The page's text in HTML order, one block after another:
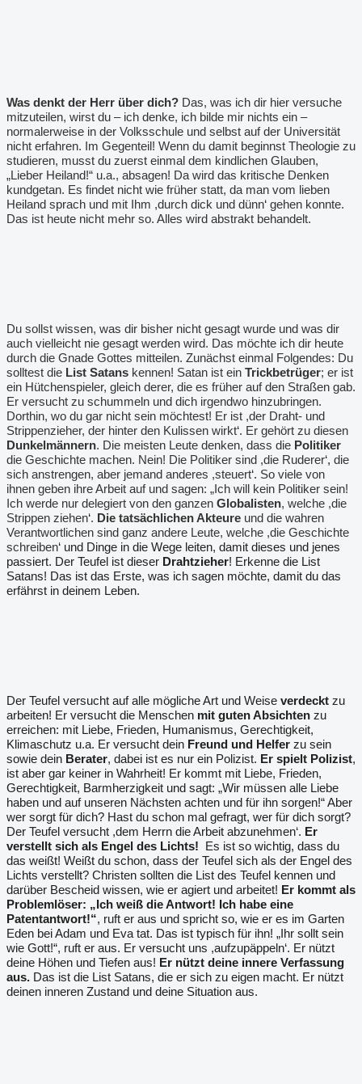
Was denkt der Herr über dich? Das, was ich dir hier versuche
mitzuteilen, wirst du – ich denke, ich bilde mir nichts ein –
normalerweise in der Volksschule und selbst auf der Universität
nicht erfahren. Im Gegenteil! Wenn du damit beginnst Theologie zu
studieren, musst du zuerst einmal dem kindlichen Glauben,
„Lieber Heiland!“ u.a., absagen! Da wird das kritische Denken
kundgetan. Es findet nicht wie früher statt, da man vom lieben
Heiland sprach und mit Ihm ,durch dick und dünn‘ gehen konnte.
Das ist heute nicht mehr so. Alles wird abstrakt behandelt.
Du sollst wissen, was dir bisher nicht gesagt wurde und was dir
auch vielleicht nie gesagt werden wird. Das möchte ich dir heute
durch die Gnade Gottes mitteilen. Zunächst einmal Folgendes: Du
solltest die List Satans kennen! Satan ist ein Trickbetrüger; er ist
ein Hütchenspieler, gleich derer, die es früher auf den Straßen gab.
Er versucht zu schummeln und dich irgendwo hinzubringen.
Dorthin, wo du gar nicht sein möchtest! Er ist ,der Draht- und
Strippenzieher, der hinter den Kulissen wirkt‘. Er gehört zu diesen
Dunkelmännern. Die meisten Leute denken, dass die Politiker
die Geschichte machen. Nein! Die Politiker sind ,die Ruderer‘, die
sich anstrengen, aber jemand anderes ,steuert‘. So viele von
ihnen geben ihre Arbeit auf und sagen: „Ich will kein Politiker sein!
Ich werde nur delegiert von den ganzen Globalisten, welche ,die
Strippen ziehen‘. Die tatsächlichen Akteure und die wahren
Verantwortlichen sind ganz andere Leute, welche ,die Geschichte
schreiben‘ und Dinge in die Wege leiten, damit dieses und jenes
passiert. Der Teufel ist dieser Drahtzieher! Erkenne die List
Satans! Das ist das Erste, was ich sagen möchte, damit du das
erfährst in deinem Leben.
Der Teufel versucht auf alle mögliche Art und Weise verdeckt zu
arbeiten! Er versucht die Menschen mit guten Absichten zu
erreichen: mit Liebe, Frieden, Humanismus, Gerechtigkeit,
Klimaschutz u.a. Er versucht dein Freund und Helfer zu sein
sowie dein Berater, dabei ist es nur ein Polizist. Er spielt Polizist,
ist aber gar keiner in Wahrheit! Er kommt mit Liebe, Frieden,
Gerechtigkeit, Barmherzigkeit und sagt: „Wir müssen alle Liebe
haben und auf unseren Nächsten achten und für ihn sorgen!“ Aber
wer sorgt für dich? Hast du schon mal gefragt, wer für dich sorgt?
Der Teufel versucht ,dem Herrn die Arbeit abzunehmen‘. Er
verstellt sich als Engel des Lichts!
Es ist so wichtig, dass du
das weißt! Weißt du schon, dass der Teufel sich als der Engel des
Lichts verstellt? Christen sollten die List des Teufel kennen und
darüber Bescheid wissen, wie er agiert und arbeitet! Er kommt als
Problemlöser: „Ich weiß die Antwort! Ich habe eine
Patentantwort!“, ruft er aus und spricht so, wie er es im Garten
Eden bei Adam und Eva tat. Das ist typisch für ihn! „Ihr sollt sein
wie Gott!“, ruft er aus. Er versucht uns ,aufzupäppeln‘. Er nützt
deine Höhen und Tiefen aus! Er nützt deine innere Verfassung
aus. Das ist die List Satans, die er sich zu eigen macht. Er nützt
deinen inneren Zustand und deine Situation aus.